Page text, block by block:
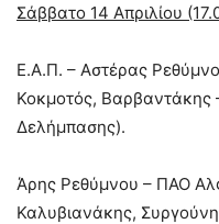
Σάββατο 14 Απριλίου
Ε.Α.Π. – Αστέρας
Κοκμοτός, Βαρβαντάκης
Δελήμπασης).
Άρης Ρεθύμνου – ΠΑΟ
Καλυβιανάκης, Συργούνη